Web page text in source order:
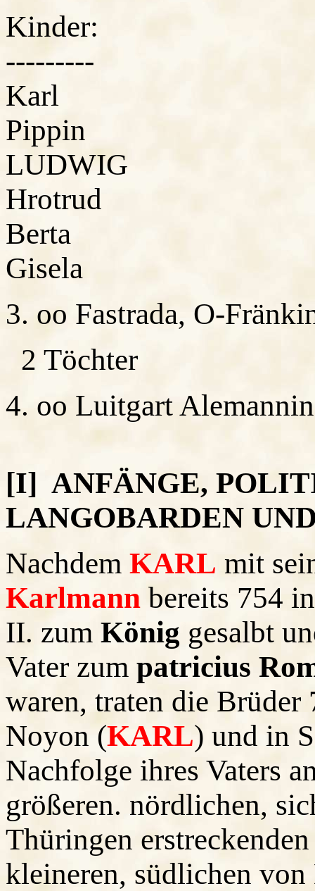
Kinder:
---------
Karl
Pippin
LUDWIG
Hrotrud
Berta
Gisela
3. oo Fastrada, O-
2 Töchter
4. oo Luitgart
[I] ANFÄNGE,
LANGOBARDEN
Nachdem KARL mit
Karlmann bereits 754
II. zum König gesalbt
Vater zum patricius
waren, traten die Brüder
Noyon (KARL) und in
Nachfolge ihres Vaters
größeren. nördlichen,
Thüringen
kleineren, südlichen